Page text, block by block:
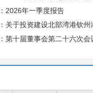
2026年一季度报告
关于投资建设北部湾港钦
至8号泊位工程的公告
第十届董事会第二十六次会